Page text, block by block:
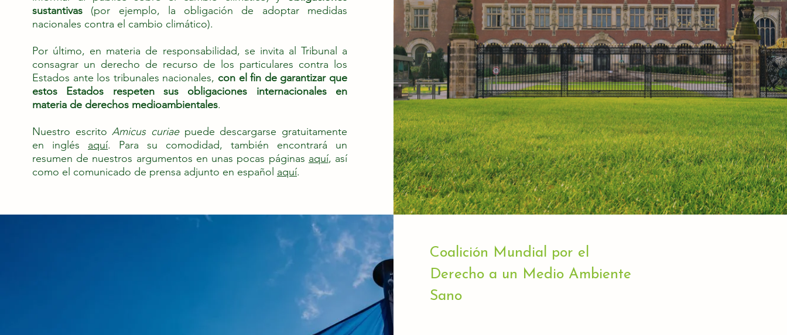
sustantivas (por ejemplo, la obligación de adoptar medidas
nacionales contra el cambio climático).
Por último, en materia de responsabilidad, se invita al Tribunal a
consagrar un derecho de recurso de los particulares contra los
Estados ante los tribunales nacionales, con el fin de garantizar que
estos Estados respeten sus obligaciones internacionales en
materia de derechos medioambientales.
Nuestro escritoAmicus curiaepuede descargarse gratuitamente
en inglés aquí. Para su comodidad, también encontrará un
resumen de nuestros argumentos en unas pocas páginas aquí, así
como el comunicado de prensa adjunto en español aquí.
Coalición Mundial por el
Derecho a un Medio Ambiente
Sano